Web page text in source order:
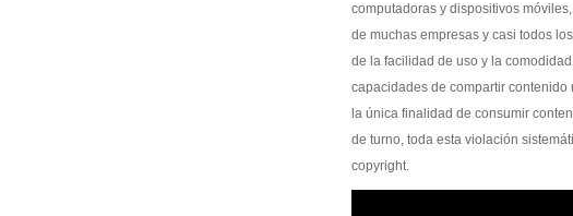
computadoras y dispositivos
de muchas empresas y casi todos
de la facilidad de uso y la
capacidades de compartir
la única finalidad de consumir
de turno, toda esta violación
copyright.